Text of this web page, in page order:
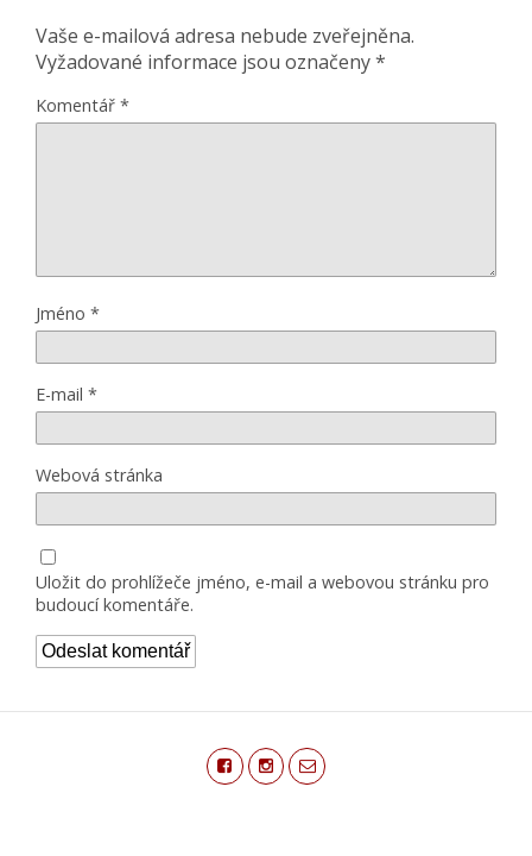
Vaše e-mailová adresa nebude zveřejněna.
Vyžadované informace jsou označeny*
Komentář *
Jméno *
E-mail *
Webová stránka
Uložit do prohlížeče jméno, e-mail a webovou stránku pro
budoucí komentáře.